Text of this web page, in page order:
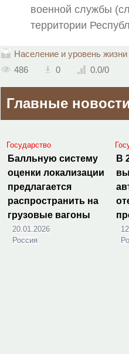
военной службы
территории
Население и уровень жизни
486
0 0.0/0
Главные новости
Государство
Балльную систему
оценки локализации
предлагается
распространить на
грузовые вагоны
20.01.2026
Россия
В